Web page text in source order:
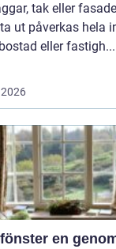
tak eller
ut påverkas hela
eller fastigh...
genomtänkt